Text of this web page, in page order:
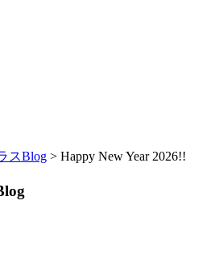
スBlog > Happy New Year 2026!!